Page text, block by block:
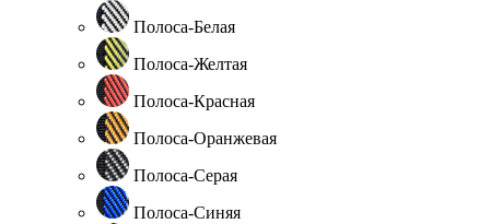
Полоса-Белая
Полоса-Желтая
Полоса-Красная
Полоса-Оранжевая
Полоса-Серая
Полоса-Синяя